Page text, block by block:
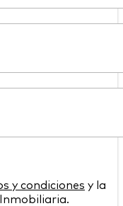
y condiciones y la